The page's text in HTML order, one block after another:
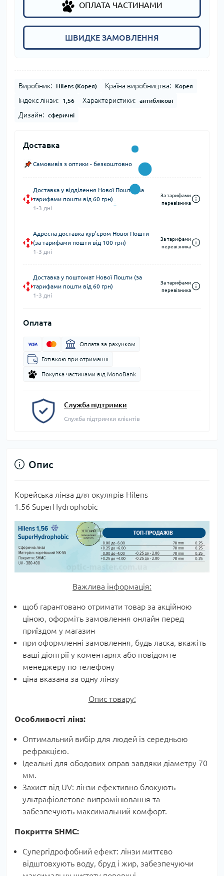
ОПЛАТА ЧАСТИНАМИ
ШВИДКЕ ЗАМОВЛЕННЯ
Виробник: Hilens (Корея) Країна виробництва: Корея
Індекс лінзи: 1,56 Характеристики: антиблікові
Дизайн: сферичні
Доставка
Самовивіз з оптики - безкоштовно
Доставка у відділення Нової Пошти (за
тарифами пошти від 60 грн)
1-3 дні
За тарифами
перевізника
Адресна доставка кур'єром Нової Пошти
(за тарифами пошти від 100 грн)
1-3 дні
За тарифами
перевізника
Доставка у поштомат Нової Пошти (за
тарифами пошти від 60 грн)
1-3 дні
За тарифами
перевізника
Оплата
Оплата за рахунком
Готівкою при отриманні
Покупка частинами від MonoBank
Служба підтримки
Служба підтримки клієнтів
Опис
Корейська лінза для окулярів Hilens
1.56 SuperHydrophobic
Важлива інформація:
щоб гарантовано отримати товар за акційною
ціною, оформіть замовлення онлайн перед
приїздом у магазин
при оформленні замовлення, будь ласка, вкажіть
ваші діоптрії у коментарях або повідомте
менеджеру по телефону
ціна вказана за одну лінзу
Опис товару:
Особливості лінз:
Оптимальний вибір для людей із середньою
рефракцією.
Ідеальні для ободових оправ завдяки діаметру 70
мм.
Захист від UV: лінзи ефективно блокують
ультрафіолетове випромінювання та
забезпечують максимальний комфорт.
Покриття SHMC:
Супергідрофобний ефект: лінзи миттєво
відштовхують воду, бруд і жир, забезпечуючи